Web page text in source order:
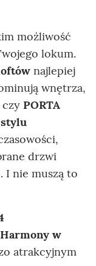
możliwość
lokum.
najlepiej
wnętrza,
czy PORTA
drzwi
I nie muszą to
Harmony w
atrakcyjnym